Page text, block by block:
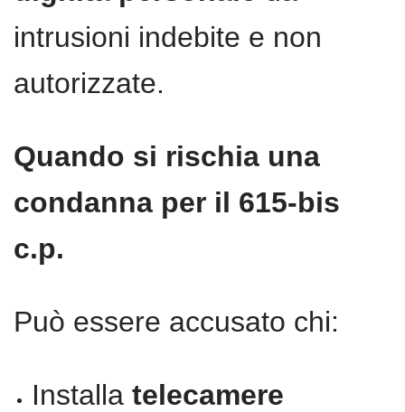
intrusioni indebite e non
autorizzate.
Quando si rischia una
condanna per il 615-bis
c.p.
Può essere accusato chi:
Installa telecamere